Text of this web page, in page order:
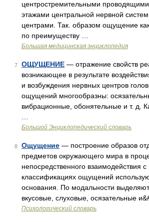
центростремительными
этажами центральной нервной
центрами. Так. образом ощущение как
по преимуществу …
Большая медицинская энциклопедия
7 ОЩУЩЕНИЕ — отражение свойств
возникающее в результате
и возбуждения нервных центров
ощущений многообразны:
вибрационные, обонятельные и т. д.
Большой Энциклопедический словарь
8 Ощущение — построение образов
предметов окружающего мира в
непосредственного взаимодействия
классификациях ощущений
основания. По модальности
вкусовые, слуховые, осязательные
Психологический словарь